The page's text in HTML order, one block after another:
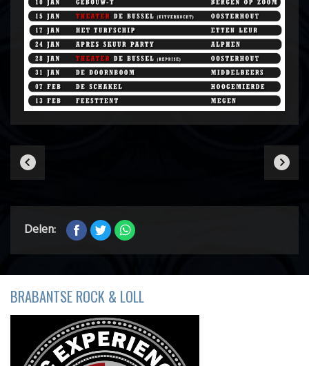
Delen:
BRABANTSE ROCK & LOLL